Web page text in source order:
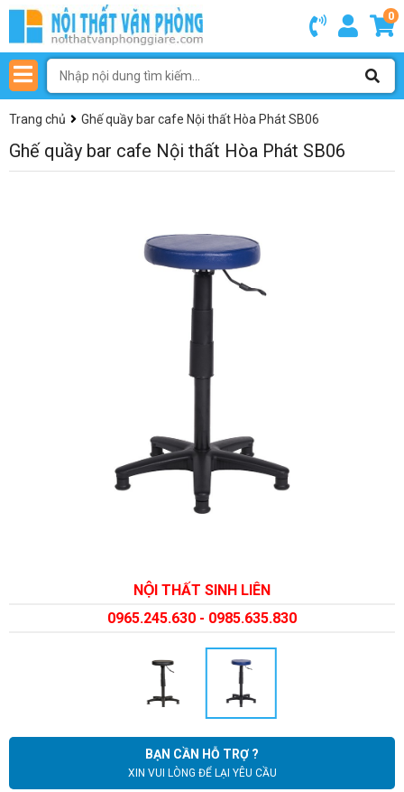
0
Trang chủ Ghế quầy bar cafe Nội thất Hòa Phát SB06
Ghế quầy bar cafe Nội thất Hòa Phát SB06
NỘI THẤT SINH LIÊN
0965.245.630 - 0985.635.830
BẠN CẦN HỖ TRỢ ?
XIN VUI LÒNG ĐỂ LẠI YÊU CẦU